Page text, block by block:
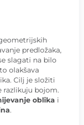
predložaka,
slagati na bilo
olakšava
Cilj je složiti
razlikuju bojom.
oblika i
.